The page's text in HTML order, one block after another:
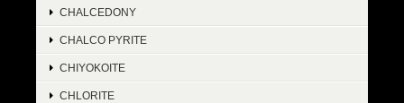
CHALCEDONY
CHALCO PYRITE
CHIYOKOITE
CHLORITE